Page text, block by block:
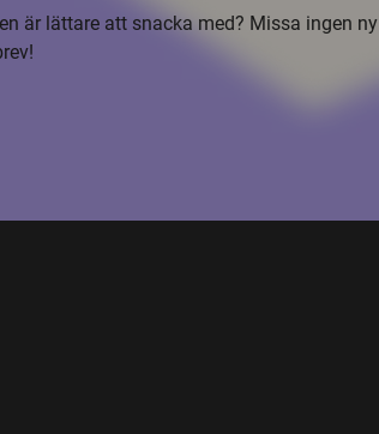
är lättare att snacka med? Missa ingen ny